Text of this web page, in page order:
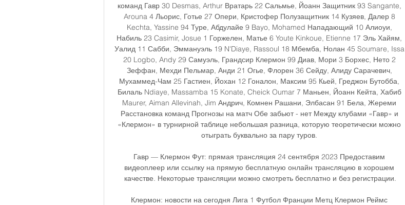
команд Гавр 30 Desmas, Arthur Вратарь 22 Сальмье, Йоанн Защитник 93 Sangante,
Arouna 4 Льорис, Готье 27 Опери, Кристофер Полузащитник 14 Кузяев, Далер 8
Kechta, Yassine 94 Туре, Абдулайе 9 Bayo, Mohamed Нападающий 10 Алиоуи,
Набиль 23 Casimir, Josue 1 Горжелен, Матье 6 Youte Kinkoue, Etienne 17 Эль Хайям,
Уалид 11 Сабби, Эммануэль 19 N'Diaye, Rassoul 18 Мбемба, Нолан 45 Soumare, Issa
20 Logbo, Andy 29 Самуэль, Грандсир Клермон 99 Диав, Мори 3 Борхес, Нето 2
Зеффан, Мехди Пельмар, Анди 21 Огье, Флорен 36 Сейду, Алиду Сарачевич,
Мухаммед-Чам 25 Гастиен, Йохан 12 Гоналон, Максим 95 Кьей, Греджон Бутобба,
Билаль Ndiaye, Massamba 15 Konate, Cheick Oumar 7 Маньен, Йоанн Кейта, Хабиб
Maurer, Aiman Allevinah, Jim Андрич, Комнен Рашани, Элбасан 91 Бела, Жереми
Расстановка команд Прогнозы на матч Обе забьют - нет Между клубами «Гавр» и
«Клермон» в турнирной таблице небольшая разница, которую теоретически можно
отыграть буквально за пару туров.
Гавр — Клермон Фут: прямая трансляция 24 сентября 2023 Предоставим
видеоплеер или ссылку на прямую бесплатную онлайн трансляцию в хорошем
качестве. Некоторые трансляции можно смотреть бесплатно и без регистрации.
Клермон: новости на сегодня Лига 1 Футбол Франции Метц Клермон Реймс